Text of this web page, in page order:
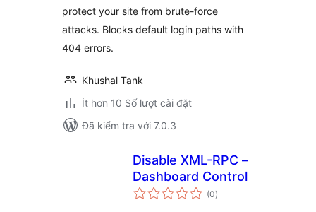
protect your site from brute-force
attacks. Blocks default login paths with
404 errors.
Khushal Tank
Ít hơn 10 Số lượt cài đặt
Đã kiểm tra với 7.0.3
Disable XML-RPC –
Dashboard Control
(0tổng
đánh
)